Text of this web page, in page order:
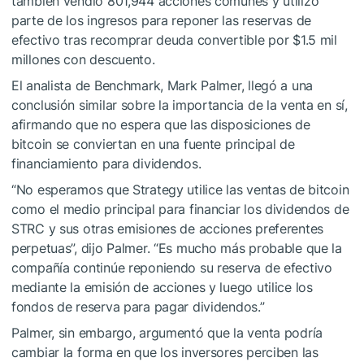
parte de los ingresos para reponer las reservas de
efectivo tras recomprar deuda convertible por $1.5 mil
millones con descuento.
El analista de Benchmark, Mark Palmer, llegó a una
conclusión similar sobre la importancia de la venta en sí,
afirmando que no espera que las disposiciones de
bitcoin se conviertan en una fuente principal de
financiamiento para dividendos.
“No esperamos que Strategy utilice las ventas de bitcoin
como el medio principal para financiar los dividendos de
STRC y sus otras emisiones de acciones preferentes
perpetuas”, dijo Palmer. “Es mucho más probable que la
compañía continúe reponiendo su reserva de efectivo
mediante la emisión de acciones y luego utilice los
fondos de reserva para pagar dividendos.”
Palmer, sin embargo, argumentó que la venta podría
cambiar la forma en que los inversores perciben las